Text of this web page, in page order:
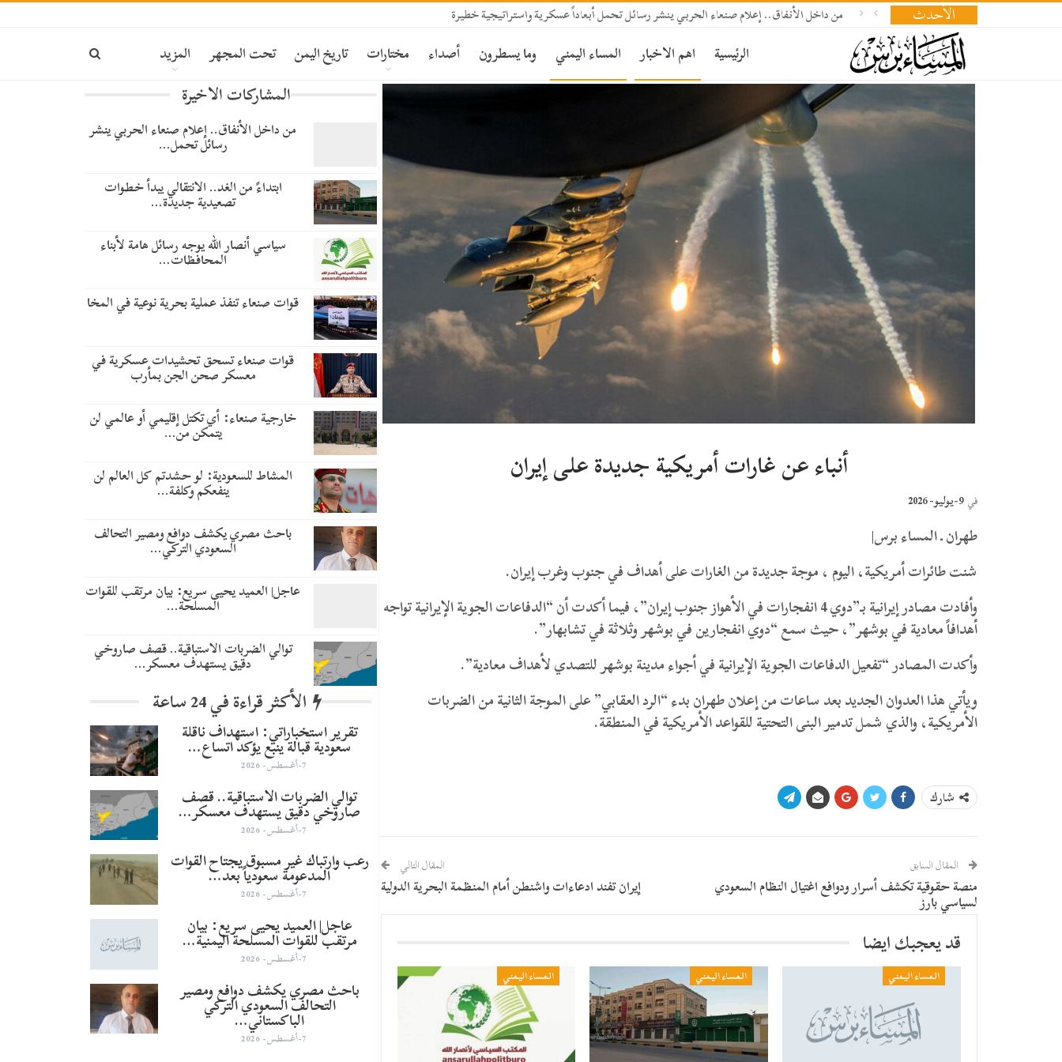
الأحدث من داخل الأنفاق.. إعلام صنعاء الحربي ينشر رسائل تحمل أبعاداً عسكرية واستراتيجية خطيرة
الرئيسية اهم الاخبار المساء اليمني وما يسطرون أصداء مختارات تاريخ اليمن تحت المجهر المزيد
أنباء عن غارات أمريكية جديدة على إيران
في 9-يوليو- 2026
طهران ـ المساء برس|
شنت طائرات أمريكية، اليوم ، موجة جديدة من الغارات على أهداف في جنوب وغرب إيران.
وأفادت مصادر إيرانية بـ”دوي 4 انفجارات في الأهواز جنوب إيران”، فيما أكدت أن “الدفاعات الجوية الإيرانية تواجه
أهدافاً معادية في بوشهر”، حيث سمع “دوي انفجارين في بوشهر وثلاثة في تشابهار”.
وأكدت المصادر “تفعيل الدفاعات الجوية الإيرانية في أجواء مدينة بوشهر للتصدي لأهداف معادية”.
ويأتي هذا العدوان الجديد بعد ساعات من إعلان طهران بدء “الرد العقابي” على الموجة الثانية من الضربات
الأمريكية، والذي شمل تدمير البنى التحتية للقواعد الأمريكية في المنطقة.
شارك
المقال السابق
منصة حقوقية تكشف أسرار ودوافع اغتيال النظام السعودي
لسياسي بارز
المقال التالي
إيران تفند ادعاءات واشنطن أمام المنظمة البحرية الدولية
قد يعجبك ايضا
المساء اليمني المساء اليمني المساء اليمني
المشاركات الاخيرة
من داخل الأنفاق.. إعلام صنعاء الحربي ينشر
رسائل تحمل…
​ابتداءً من الغد.. الانتقالي يبدأ خطوات
تصعيدية جديدة…
سياسي أنصار الله يوجه رسائل هامة لأبناء
المحافظات…
قوات صنعاء تنفذ عملية بحرية نوعية في المخا
قوات صنعاء تسحق تحشيدات عسكرية في
معسكر صحن الجن بمأرب
خارجية صنعاء: أي تكتل إقليمي أو عالمي لن
يتمكن من…
المشاط للسعودية: لو حشدتم كل العالم لن
ينفعكم وكلفة…
باحث مصري يكشف دوافع ومصير التحالف
السعودي التركي…
عاجل| العميد يحيى سريع: بيان مرتقب للقوات
المسلحة…
توالي الضربات الاستباقية.. قصف صاروخي
دقيق يستهدف معسكر…
الأكثر قراءة في 24 ساعة
تقرير استخباراتي: استهداف ناقلة
سعودية قبالة ينبع يؤكد اتساع…
7-أغسطس- 2026
توالي الضربات الاستباقية.. قصف
صاروخي دقيق يستهدف معسكر…
7-أغسطس- 2026
رعب وارتباك غير مسبوق يجتاح القوات
المدعومة سعودياً بعد…
7-أغسطس- 2026
عاجل| العميد يحيى سريع: بيان
مرتقب للقوات المسلحة اليمنية…
7-أغسطس- 2026
باحث مصري يكشف دوافع ومصير
التحالف السعودي التركي
الباكستاني…
7-أغسطس- 2026